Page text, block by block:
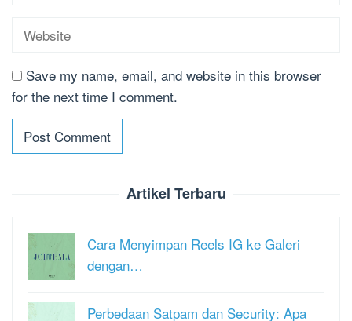
Save my name, email, and website in this browser
for the next time I comment.
Artikel Terbaru
Cara Menyimpan Reels IG ke Galeri
dengan…
Perbedaan Satpam dan Security: Apa